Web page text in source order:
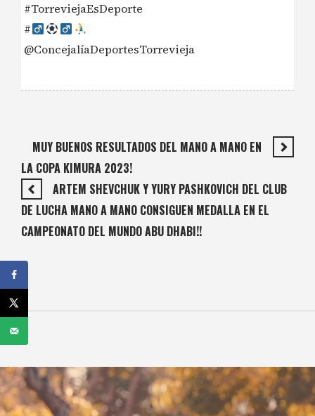
#TorreviejaEsDeporte
#‍
@ConcejalíaDeportesTorrevieja
MUY BUENOS RESULTADOS DEL MANO A MANO EN
LA COPA KIMURA 2023!
ARTEM SHEVCHUK Y YURY PASHKOVICH DEL CLUB
DE LUCHA MANO A MANO CONSIGUEN MEDALLA EN EL
CAMPEONATO DEL MUNDO ABU DHABI!!